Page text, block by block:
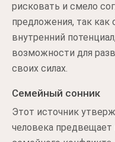
рисковать и смело
предложения, так как
внутренний
возможности для
своих силах.
Семейный сонник
Этот источник
человека предвещает